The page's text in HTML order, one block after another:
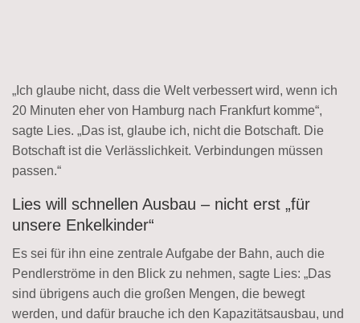
„Ich glaube nicht, dass die Welt verbessert wird, wenn ich
20 Minuten eher von Hamburg nach Frankfurt komme“,
sagte Lies. „Das ist, glaube ich, nicht die Botschaft. Die
Botschaft ist die Verlässlichkeit. Verbindungen müssen
passen.“
Lies will schnellen Ausbau – nicht erst „für
unsere Enkelkinder“
Es sei für ihn eine zentrale Aufgabe der Bahn, auch die
Pendlerströme in den Blick zu nehmen, sagte Lies: „Das
sind übrigens auch die großen Mengen, die bewegt
werden, und dafür brauche ich den Kapazitätsausbau, und